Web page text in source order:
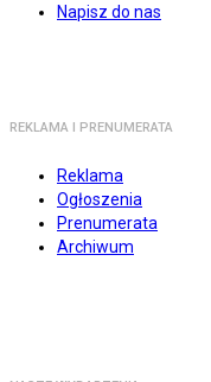
Napisz do nas
REKLAMA I PRENUMERATA
Reklama
Ogłoszenia
Prenumerata
Archiwum